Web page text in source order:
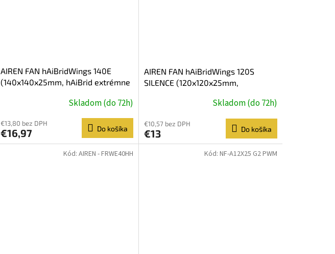
AIREN FAN hAiBridWings 140E
(140x140x25mm, hAiBrid extrémne
Skladom (do 72h)
€13,80 bez DPH
€16,97 Do košíka
AIREN FAN hAiBridWings 120S
SILENCE (120x120x25mm,
Skladom (do 72h)
€10,57 bez DPH
€13 Do košíka
Kód: AIREN - FRWE40HH Kód: NF-A12X25 G2 PWM